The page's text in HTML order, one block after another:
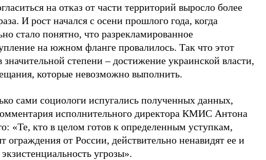
на отказ от части территорий выросло более
И рост начался с осени прошлого года, когда
стало понятно, что разрекламированное
на южном фланге провалилось. Так что этот
значительной степени – достижение украинской власти,
которые невозможно выполнить.
сами социологи испугались полученных данных,
исполнительного директора КМИС Антона
«Те, кто в целом готов к определенным уступкам,
ограждения от России, действительно ненавидят ее и
угрозы».